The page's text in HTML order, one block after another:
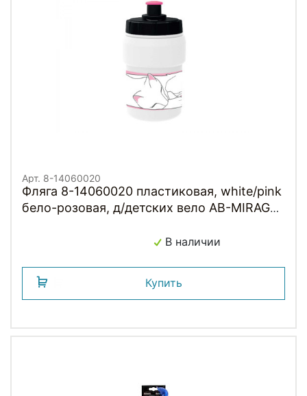
Арт. 8-14060020
Фляга 8-14060020 пластиковая, white/pink
бело-розовая, д/детских вело AB-MIRAGE
В наличии
Купить